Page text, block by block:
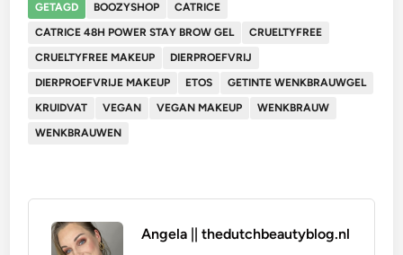
GETAGD BOOZYSHOP
CATRICE
CATRICE 48H POWER STAY BROW GEL
CRUELTYFREE
CRUELTYFREE MAKEUP
DIERPROEFVRIJ
DIERPROEFVRIJE MAKEUP
ETOS
GETINTE WENKBRAUWGEL
KRUIDVAT
VEGAN VEGAN MAKEUP
WENKBRAUW
WENKBRAUWEN
Angela || thedutchbeautyblog.nl